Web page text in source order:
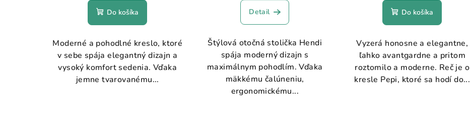
Do košíka
Moderné a pohodlné kreslo, ktoré
v sebe spája elegantný dizajn a
vysoký komfort sedenia. Vďaka
jemne tvarovanému...
Detail
Štýlová otočná stolička Hendi
spája moderný dizajn s
maximálnym pohodlím. Vďaka
mäkkému čalúneniu,
ergonomickému...
Do košíka
Vyzerá honosne a elegantne,
ľahko avantgardne a pritom
roztomilo a moderne. Reč je o
kresle Pepi, ktoré sa hodí do...